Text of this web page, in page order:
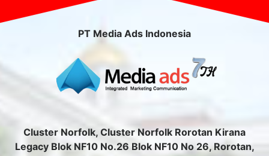
PT Media Ads Indonesia
Cluster Norfolk, Cluster Norfolk Rorotan Kirana
Legacy Blok NF10 No.26 Blok NF10 No 26, Rorotan,